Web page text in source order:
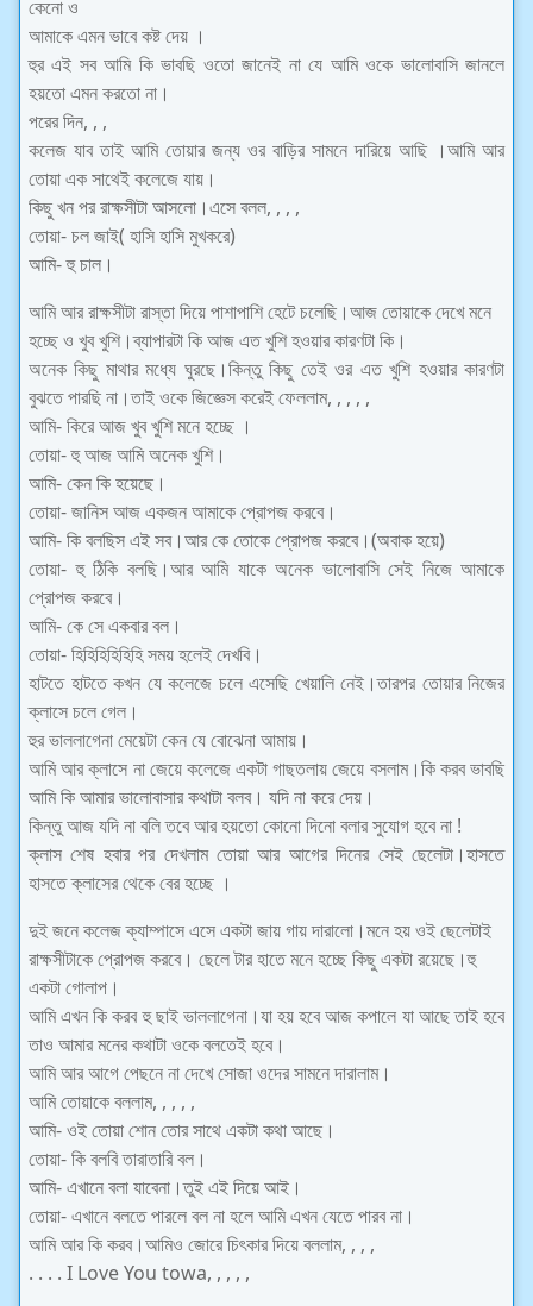
কেনো ও
আমাকে এমন ভাবে কষ্ট দেয় ।
হুর এই সব আমি কি ভাবছি ওতো জানেই না যে আমি ওকে ভালোবাসি জানলে
হয়তো এমন করতো না।
পরের দিন, , ,
কলেজ যাব তাই আমি তোয়ার জন্য ওর বাড়ির সামনে দারিয়ে আছি ।আমি আর
তোয়া এক সাথেই কলেজে যায়।
কিছু খন পর রাক্ষসীটা আসলো।এসে বলল, , , ,
তোয়া- চল জাই( হাসি হাসি মুখকরে)
আমি- হু চাল।
আমি আর রাক্ষসীটা রাস্তা দিয়ে পাশাপাশি হেটে চলেছি।আজ তোয়াকে দেখে মনে
হচ্ছে ও খুব খুশি।ব্যাপারটা কি আজ এত খুশি হওয়ার কারণটা কি।
অনেক কিছু মাথার মধ্যে ঘুরছে।কিন্তু কিছু তেই ওর এত খুশি হওয়ার কারণটা
বুঝতে পারছি না।তাই ওকে জিজ্ঞেস করেই ফেললাম, , , , ,
আমি- কিরে আজ খুব খুশি মনে হচ্ছে ।
তোয়া- হু আজ আমি অনেক খুশি।
আমি- কেন কি হয়েছে।
তোয়া- জানিস আজ একজন আমাকে প্রোপজ করবে।
আমি- কি বলছিস এই সব।আর কে তোকে প্রোপজ করবে।(অবাক হয়ে)
তোয়া- হু ঠিকি বলছি।আর আমি যাকে অনেক ভালোবাসি সেই নিজে আমাকে
প্রোপজ করবে।
আমি- কে সে একবার বল।
তোয়া- হিহিহিহিহিহি সময় হলেই দেখবি।
হাটতে হাটতে কখন যে কলেজে চলে এসেছি খেয়ালি নেই।তারপর তোয়ার নিজের
ক্লাসে চলে গেল।
হুর ভাললাগেনা মেয়েটা কেন যে বোঝেনা আমায়।
আমি আর ক্লাসে না জেয়ে কলেজে একটা গাছতলায় জেয়ে বসলাম।কি করব ভাবছি
আমি কি আমার ভালোবাসার কথাটা বলব। যদি না করে দেয়।
কিন্তু আজ যদি না বলি তবে আর হয়তো কোনো দিনো বলার সুযোগ হবে না !
ক্লাস শেষ হবার পর দেখলাম তোয়া আর আগের দিনের সেই ছেলেটা।হাসতে
হাসতে ক্লাসের থেকে বের হচ্ছে ।
দুই জনে কলেজ ক্যাম্পাসে এসে একটা জায় গায় দারালো।মনে হয় ওই ছেলেটাই
রাক্ষসীটাকে প্রোপজ করবে। ছেলে টার হাতে মনে হচ্ছে কিছু একটা রয়েছে।হু
একটা গোলাপ।
আমি এখন কি করব হু ছাই ভাললাগেনা।যা হয় হবে আজ কপালে যা আছে তাই হবে
তাও আমার মনের কথাটা ওকে বলতেই হবে।
আমি আর আগে পেছনে না দেখে সোজা ওদের সামনে দারালাম।
আমি তোয়াকে বললাম, , , , ,
আমি- ওই তোয়া শোন তোর সাথে একটা কথা আছে।
তোয়া- কি বলবি তারাতারি বল।
আমি- এখানে বলা যাবেনা।তুই এই দিয়ে আই।
তোয়া- এখানে বলতে পারলে বল না হলে আমি এখন যেতে পারব না।
আমি আর কি করব।আমিও জোরে চিৎকার দিয়ে বললাম, , , ,
. . . . I Love You towa, , , , ,